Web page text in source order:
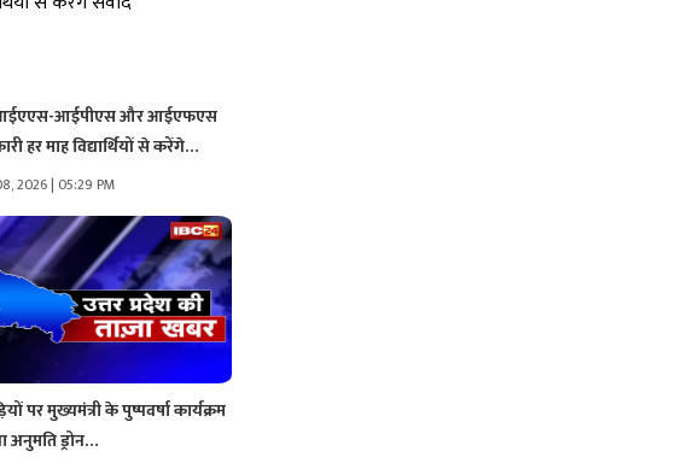
आईएएस-आईपीएस और आईएफएस
हर माह विद्यार्थियों से करेंगे…
2026 | 05:29 PM
पर मुख्यमंत्री के पुष्पवर्षा कार्यक्रम
अनुमति ड्रोन…